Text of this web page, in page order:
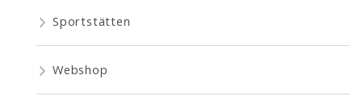
Sportstätten
Webshop